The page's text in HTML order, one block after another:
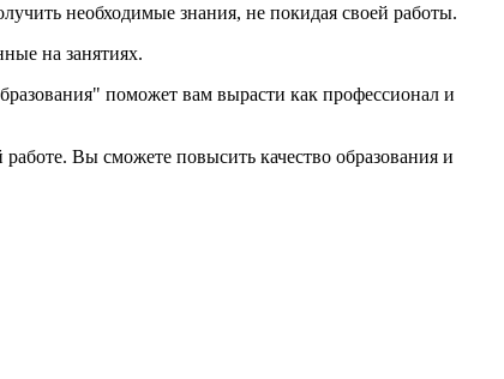
необходимые знания, не покидая своей работы.
на занятиях.
поможет вам вырасти как профессионал и
Вы сможете повысить качество образования и